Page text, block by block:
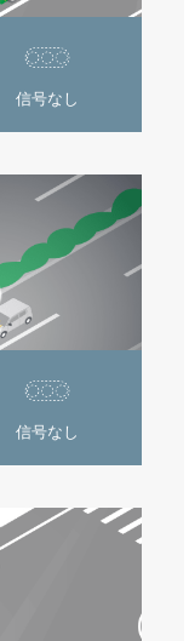
信号なし
信号なし